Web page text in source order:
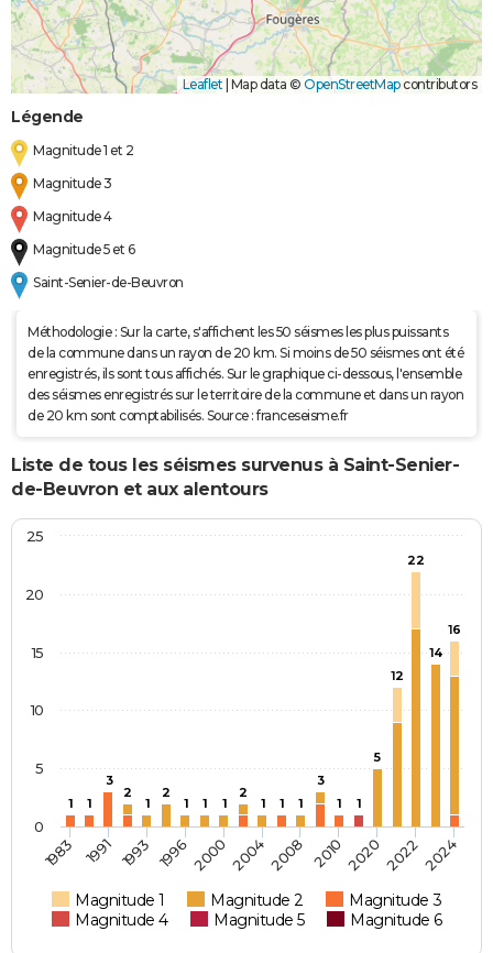
Leaflet | Map data © OpenStreetMapcontributors
Légende
Magnitude 1 et 2
Magnitude 3
Magnitude 4
Magnitude 5 et 6
Saint-Senier-de-Beuvron
Méthodologie : Sur la carte, s'affichent les 50 séismes les plus puissants
de la commune dans un rayon de 20 km. Si moins de 50 séismes ont été
enregistrés, ils sont tous affichés. Sur le graphique ci-dessous, l'ensemble
des séismes enregistrés sur le territoire de la commune et dans un rayon
de 20 km sont comptabilisés. Source : franceseisme.fr
Liste de tous les séismes survenus à Saint-Senier-
de-Beuvron et aux alentours
1 1
3
2
1
2
1 1 1
2
1 1 1
3
1
1
5
12
22
14
16
Magnitude 1 Magnitude 2
Magnitude 3
Magnitude 4
Magnitude 5 Magnitude 6
1983 1991 1993 1996200020042008 2010 202020222024
0
5
10
15
20
25